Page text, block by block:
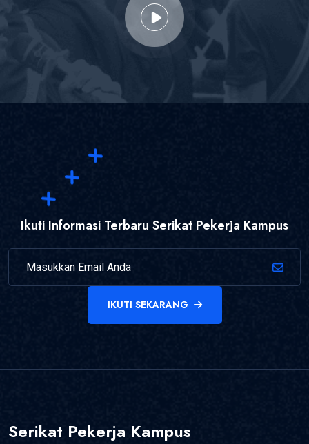
Ikuti Informasi Terbaru Serikat Pekerja Kampus
IKUTI SEKARANG
Serikat Pekerja Kampus